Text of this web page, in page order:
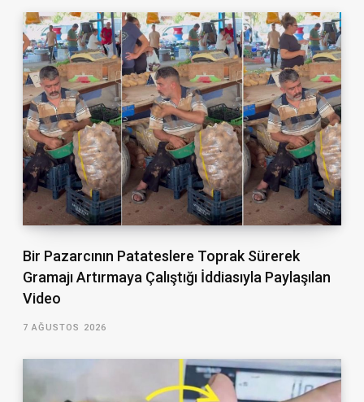
Bir Pazarcının Patateslere Toprak Sürerek
Gramajı Artırmaya Çalıştığı İddiasıyla Paylaşılan
Video
7 AĞUSTOS 2026